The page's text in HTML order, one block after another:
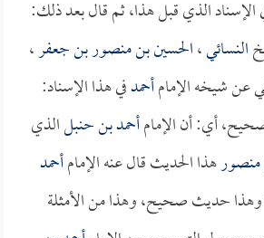
الإسناد الذي قبل هذا، ثم قال بعد ذلك:
النسائي،الحسين بن منصور بن جعفر،
عن شيخه الإمامأحمدفي هذا الإسناد:
أي: أن الإمامأحمد بن حنبلالذي
منصورهذا الحديث قال عنه الإمامأحمد
حديث صحيح، وهذا من الأمثلة